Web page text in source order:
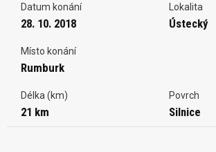
Datum konání
28. 10. 2018
Lokalita
Ústecký
Místo konání
Rumburk
Délka (km)
21 km
Povrch
Silnice